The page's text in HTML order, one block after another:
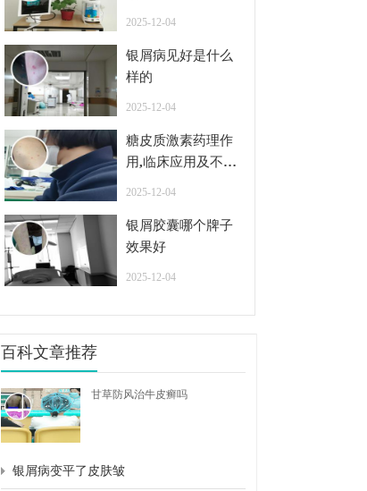
2025-12-04
银屑病见好是什么
样的
2025-12-04
糖皮质激素药理作
用,临床应用及不良
2025-12-04
银屑胶囊哪个牌子
效果好
2025-12-04
百科文章推荐
甘草防风治牛皮癣吗
银屑病变平了皮肤皱